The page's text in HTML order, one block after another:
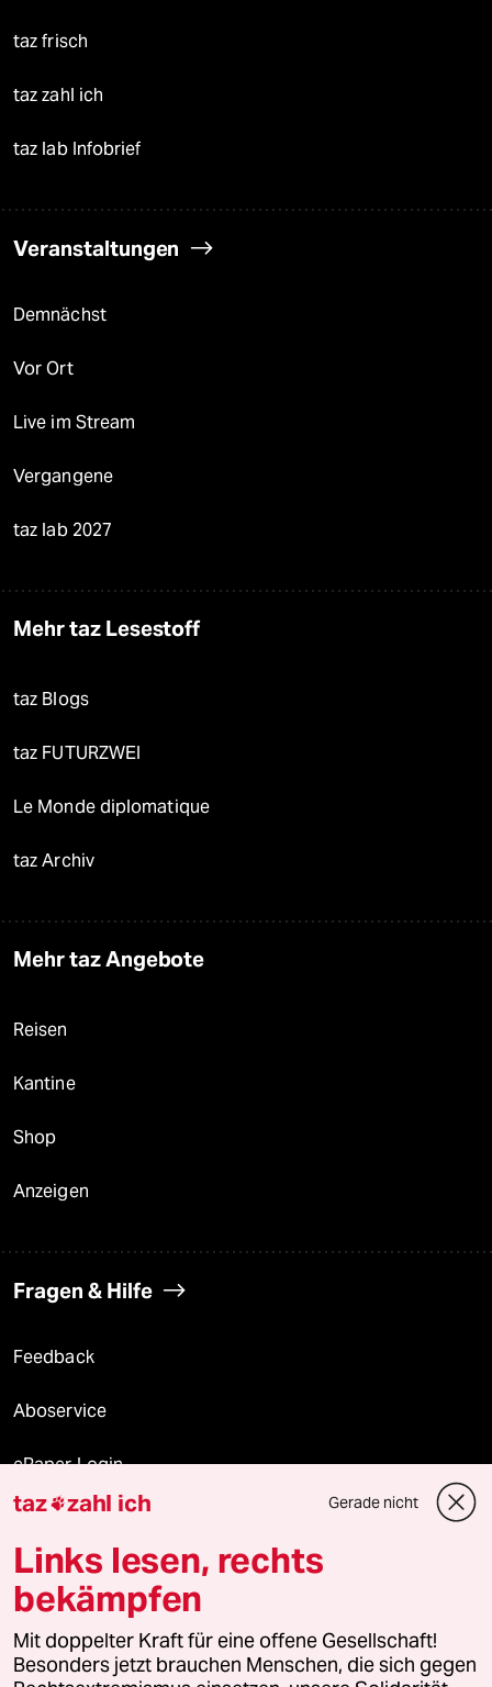
taz frisch
taz zahl ich
taz lab Infobrief
Veranstaltungen
Demnächst
Vor Ort
Live im Stream
Vergangene
taz lab 2027
Mehr taz Lesestoff
taz Blogs
taz FUTURZWEI
Le Monde diplomatique
taz Archiv
Mehr taz Angebote
Reisen
Kantine
Shop
Anzeigen
Fragen & Hilfe
Feedback
Aboservice
ePaper Login
Downloads für Abonnierende
© 2026 taz Verlags und Vertriebs GmbH
Alle Rechte vorbehalten. Bei rechtlichen Fragen oder für Genehmigungen
wenden Sie sich bitte an lizenzen@taz.de
taz zahl ich Gerade nicht
Links lesen, rechts
bekämpfen
Mit doppelter Kraft für eine offene Gesellschaft!
Besonders jetzt brauchen Menschen, die sich gegen